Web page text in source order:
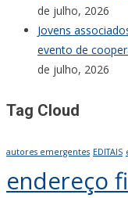
de julho, 2026
Jovens
evento de
de julho, 2026
Tag Cloud
autores emergentes EDITAIS
endereço